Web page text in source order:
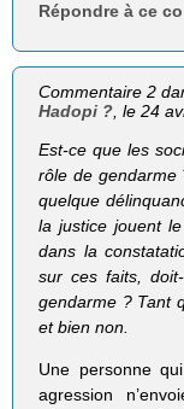
Répondre à ce
Commentaire 2
Hadopi ? , le 24
Est-ce que les
rôle de gendarme
quelque
la justice jouent
dans la
sur ces faits,
gendarme ? Tant
et bien non.
Une personne
agression